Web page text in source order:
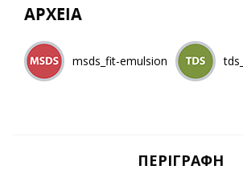
ΑΡΧΕΙΑ
msds_fit-emulsion
ΠΕΡΙΓΡΑΦΉ